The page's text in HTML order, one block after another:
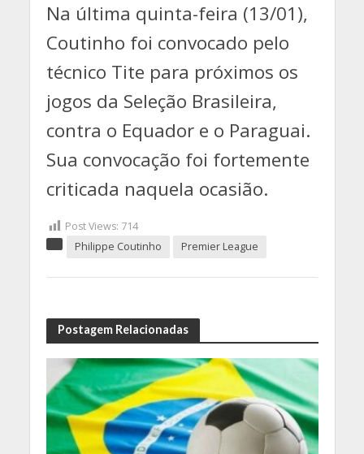
Na última quinta-feira (13/01),
Coutinho foi convocado pelo
técnico Tite para próximos os
jogos da Seleção Brasileira,
contra o Equador e o Paraguai.
Sua convocação foi fortemente
criticada naquela ocasião.
Post Views: 714
Philippe Coutinho
Premier League
Postagem Relacionadas